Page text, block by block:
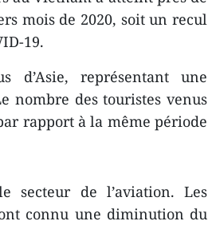
mois de 2020, soit un recul
19.
d’Asie, représentant une
nombre des touristes venus
rapport à la même période
secteur de l’aviation. Les
connu une diminution du